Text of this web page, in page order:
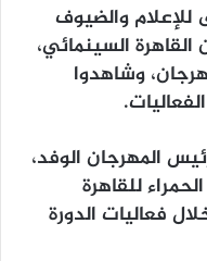
للإعلام والضيوف
القاهرة السينمائي،
وشاهدوا
المهرجان الوفد،
للقاهرة
فعاليات الدورة